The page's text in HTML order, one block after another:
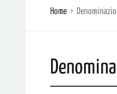
Home